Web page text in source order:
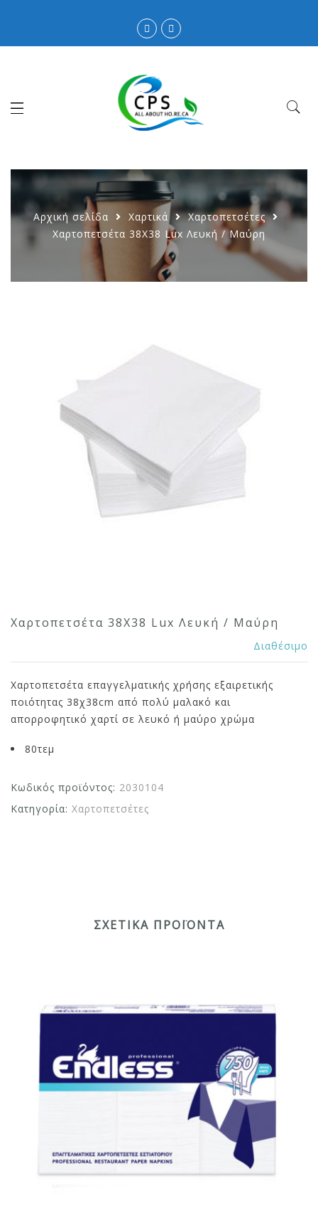
Αρχική σελίδα Χαρτικά
Χαρτοπετσέτες
Χαρτοπετσέτα 38Χ38 Lux Λευκή / Μαύρη
Χαρτοπετσέτα 38Χ38 Lux Λευκή / Μαύρη
Διαθέσιμο
Χαρτοπετσέτα επαγγελματικής χρήσης εξαιρετικής
ποιότητας 38χ38cm από πολύ μαλακό και
απορροφητικό χαρτί σε λευκό ή μαύρο χρώμα
80τεμ
Κωδικός προϊόντος: 2030104
Κατηγορία: Χαρτοπετσέτες
ΣΧΕΤΙΚΆ ΠΡΟΪΌΝΤΑ